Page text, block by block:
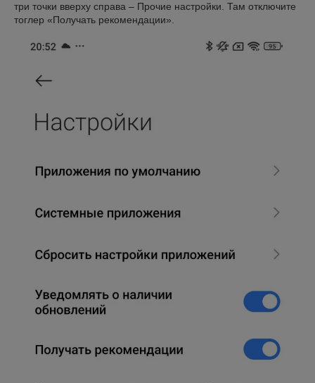
три точки вверху справа – Прочие настройки. Там отключите
тоглер «Получать рекомендации».